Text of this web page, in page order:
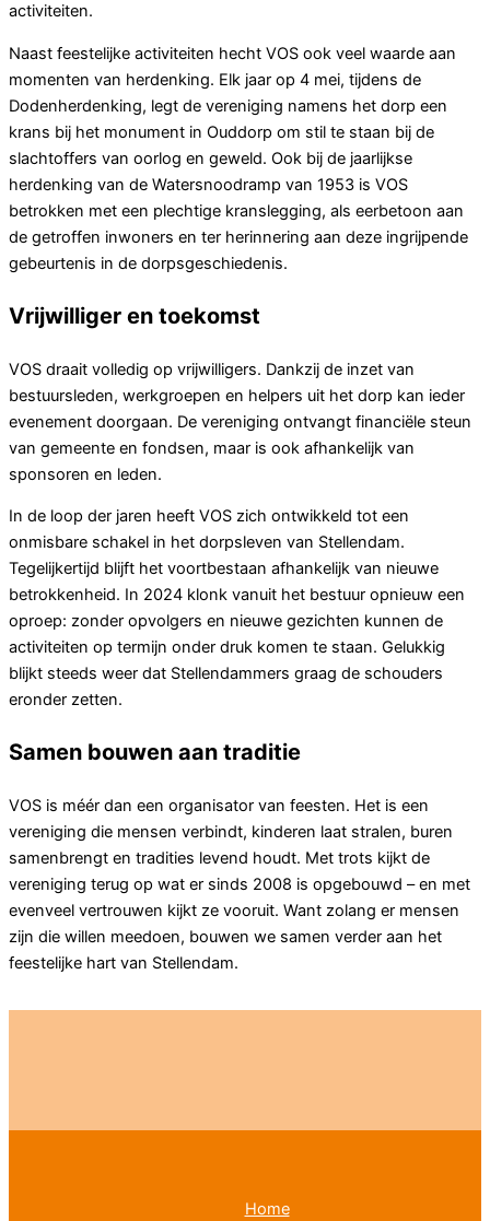
activiteiten.
Naast feestelijke activiteiten hecht VOS ook veel waarde aan
momenten van herdenking. Elk jaar op 4 mei, tijdens de
Dodenherdenking, legt de vereniging namens het dorp een
krans bij het monument in Ouddorp om stil te staan bij de
slachtoffers van oorlog en geweld. Ook bij de jaarlijkse
herdenking van de Watersnoodramp van 1953 is VOS
betrokken met een plechtige kranslegging, als eerbetoon aan
de getroffen inwoners en ter herinnering aan deze ingrijpende
gebeurtenis in de dorpsgeschiedenis.
Vrijwilliger en toekomst
VOS draait volledig op vrijwilligers. Dankzij de inzet van
bestuursleden, werkgroepen en helpers uit het dorp kan ieder
evenement doorgaan. De vereniging ontvangt financiële steun
van gemeente en fondsen, maar is ook afhankelijk van
sponsoren en leden.
In de loop der jaren heeft VOS zich ontwikkeld tot een
onmisbare schakel in het dorpsleven van Stellendam.
Tegelijkertijd blijft het voortbestaan afhankelijk van nieuwe
betrokkenheid. In 2024 klonk vanuit het bestuur opnieuw een
oproep: zonder opvolgers en nieuwe gezichten kunnen de
activiteiten op termijn onder druk komen te staan. Gelukkig
blijkt steeds weer dat Stellendammers graag de schouders
eronder zetten.
Samen bouwen aan traditie
VOS is méér dan een organisator van feesten. Het is een
vereniging die mensen verbindt, kinderen laat stralen, buren
samenbrengt en tradities levend houdt. Met trots kijkt de
vereniging terug op wat er sinds 2008 is opgebouwd – en met
evenveel vertrouwen kijkt ze vooruit. Want zolang er mensen
zijn die willen meedoen, bouwen we samen verder aan het
feestelijke hart van Stellendam.
Home